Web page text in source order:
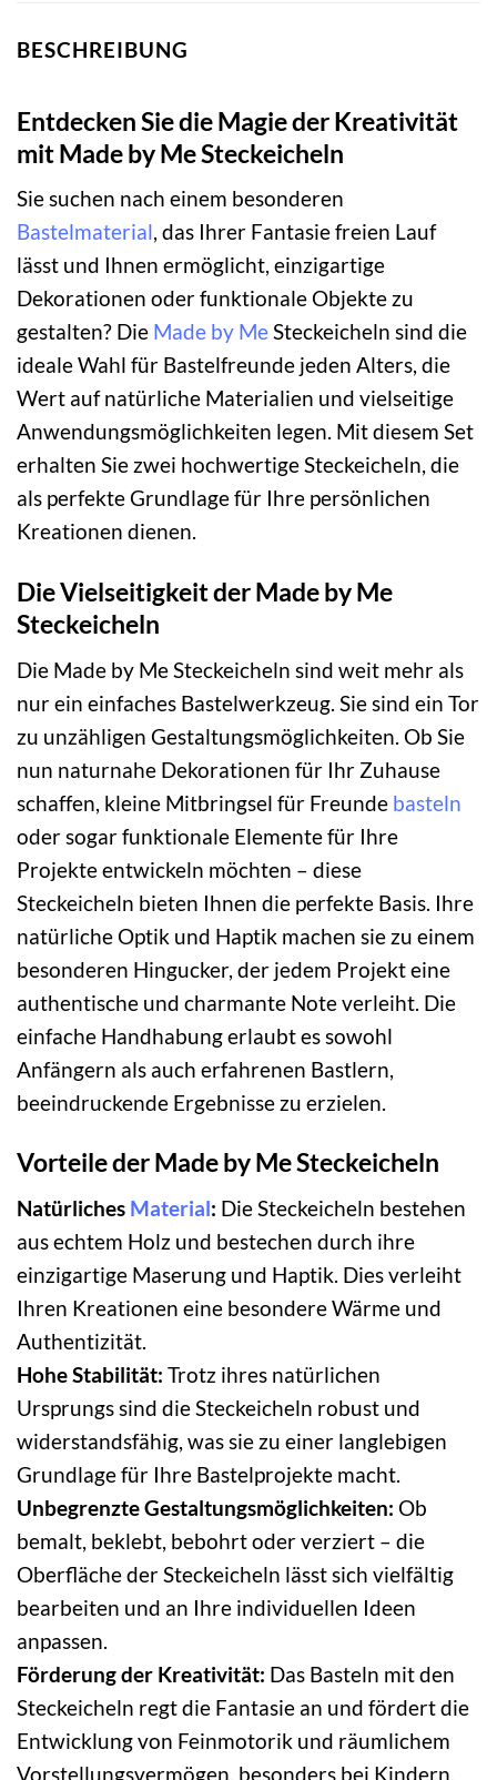
BESCHREIBUNG
Entdecken Sie die Magie der Kreativität
mit Made by Me Steckeicheln
Sie suchen nach einem besonderen
Bastelmaterial, das Ihrer Fantasie freien Lauf
lässt und Ihnen ermöglicht, einzigartige
Dekorationen oder funktionale Objekte zu
gestalten? Die Made by MeSteckeicheln sind die
ideale Wahl für Bastelfreunde jeden Alters, die
Wert auf natürliche Materialien und vielseitige
Anwendungsmöglichkeiten legen. Mit diesem Set
erhalten Sie zwei hochwertige Steckeicheln, die
als perfekte Grundlage für Ihre persönlichen
Kreationen dienen.
Die Vielseitigkeit der Made by Me
Steckeicheln
Die Made by Me Steckeicheln sind weit mehr als
nur ein einfaches Bastelwerkzeug. Sie sind ein Tor
zu unzähligen Gestaltungsmöglichkeiten. Ob Sie
nun naturnahe Dekorationen für Ihr Zuhause
schaffen, kleine Mitbringsel für Freunde basteln
oder sogar funktionale Elemente für Ihre
Projekte entwickeln möchten – diese
Steckeicheln bieten Ihnen die perfekte Basis. Ihre
natürliche Optik und Haptik machen sie zu einem
besonderen Hingucker, der jedem Projekt eine
authentische und charmante Note verleiht. Die
einfache Handhabung erlaubt es sowohl
Anfängern als auch erfahrenen Bastlern,
beeindruckende Ergebnisse zu erzielen.
Vorteile der Made by Me Steckeicheln
Natürliches Material: Die Steckeicheln bestehen
aus echtem Holz und bestechen durch ihre
einzigartige Maserung und Haptik. Dies verleiht
Ihren Kreationen eine besondere Wärme und
Authentizität.
Hohe Stabilität: Trotz ihres natürlichen
Ursprungs sind die Steckeicheln robust und
widerstandsfähig, was sie zu einer langlebigen
Grundlage für Ihre Bastelprojekte macht.
Unbegrenzte Gestaltungsmöglichkeiten: Ob
bemalt, beklebt, bebohrt oder verziert – die
Oberfläche der Steckeicheln lässt sich vielfältig
bearbeiten und an Ihre individuellen Ideen
anpassen.
Förderung der Kreativität: Das Basteln mit den
Steckeicheln regt die Fantasie an und fördert die
Entwicklung von Feinmotorik und räumlichem
Vorstellungsvermögen, besonders bei Kindern.